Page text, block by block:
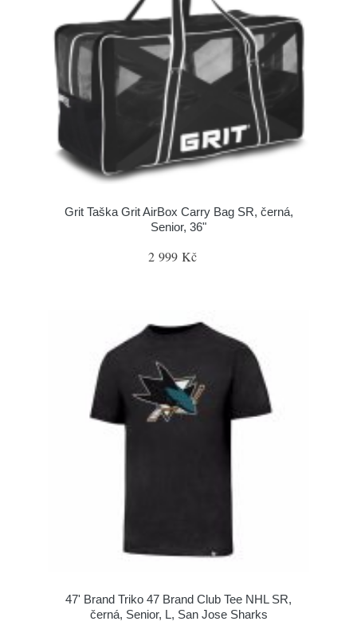
Grit Taška Grit AirBox Carry Bag SR, černá,
Senior, 36"
2 999 Kč
47' Brand Triko 47 Brand Club Tee NHL SR,
černá, Senior, L, San Jose Sharks